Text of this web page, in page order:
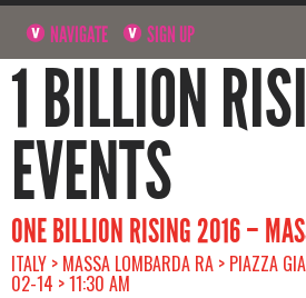
NAVIGATE SIGN UP
1 BILLION
EVENTS
ONE BILLION RISING 2016 –
ITALY > MASSA LOMBARDA RA > PIAZZA
02-14 > 11:30 AM